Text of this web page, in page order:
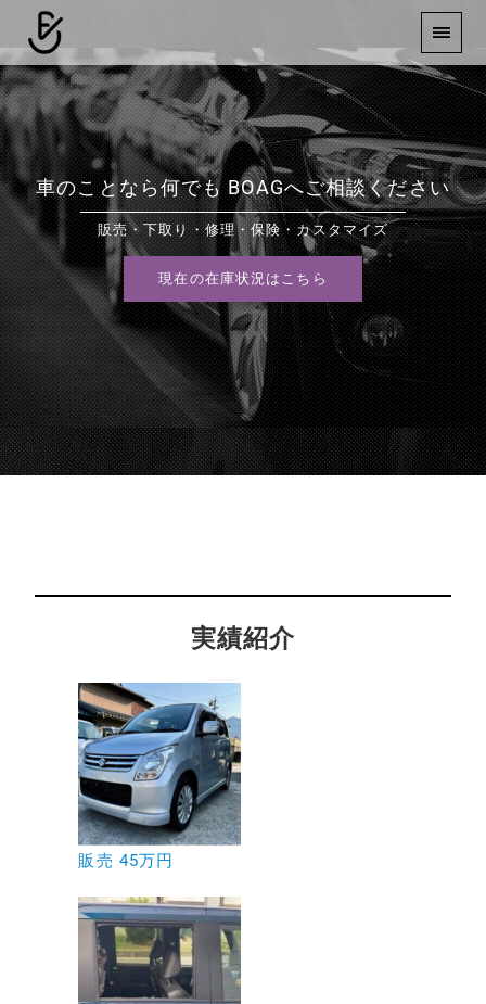
車のことなら何でも BOAGへご相談ください
販売・下取り・修理・保険・カスタマイズ
現在の在庫状況はこちら
実績紹介
販売 45万円